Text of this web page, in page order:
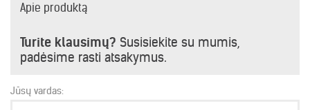
Apie produktą
Turite klausimų? Susisiekite su mumis,
padėsime rasti atsakymus.
Jūsų vardas: